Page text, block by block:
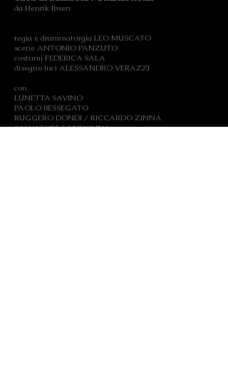
da Henrik Ibsen
regia e drammaturgia LEO MUSCATO
scene ANTONIO PANZUTO
costumi FEDERICA SALA
disegno luci ALESSANDRO VERAZZI
con
LUNETTA SAVINO
PAOLO BESSEGATO
RUGGERO DONDI / RICCARDO ZINNA
SALVATORE LANDOLINA